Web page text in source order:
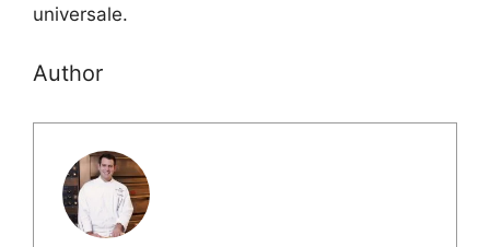
universale.
Author